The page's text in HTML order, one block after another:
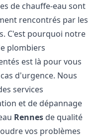
de chauffe-eau sont
rencontrés par les
C'est pourquoi notre
plombiers
est là pour vous
d'urgence. Nous
services
et de dépannage
Rennes de qualité
vos problèmes